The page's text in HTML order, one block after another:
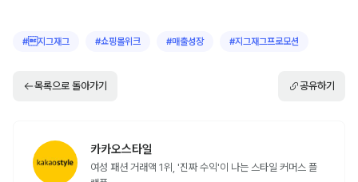
#지그재그 #쇼핑몰위크 #매출성장 #지그재그프로모션
목록으로 돌아가기 공유하기
카카오스타일
여성 패션 거래액 1위, '진짜 수익'이 나는 스타일 커머스 플